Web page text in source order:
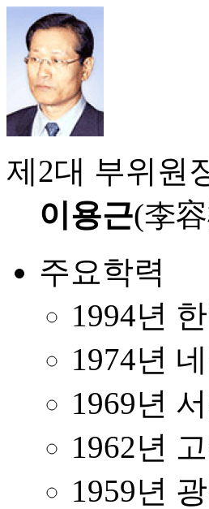
제2대 부위원
이용근(李
주요학력
1994년
1974년
1969년
1962년
1959년